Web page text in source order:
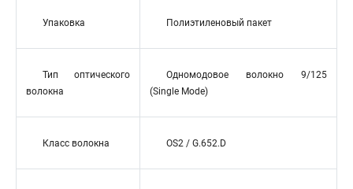
Упаковка Полиэтиленовый пакет
Тип оптического
волокна
Одномодовое волокно 9/125
(Single Mode)
Класс волокна OS2 / G.652.D